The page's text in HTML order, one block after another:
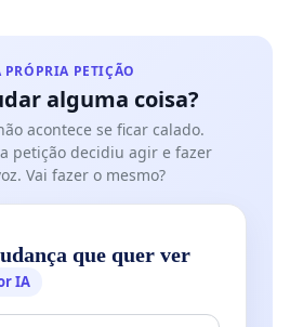
PETIÇÃO
alguma coisa?
acontece se ficar calado.
petição decidiu agir e fazer
Vai fazer o mesmo?
que quer ver
IA